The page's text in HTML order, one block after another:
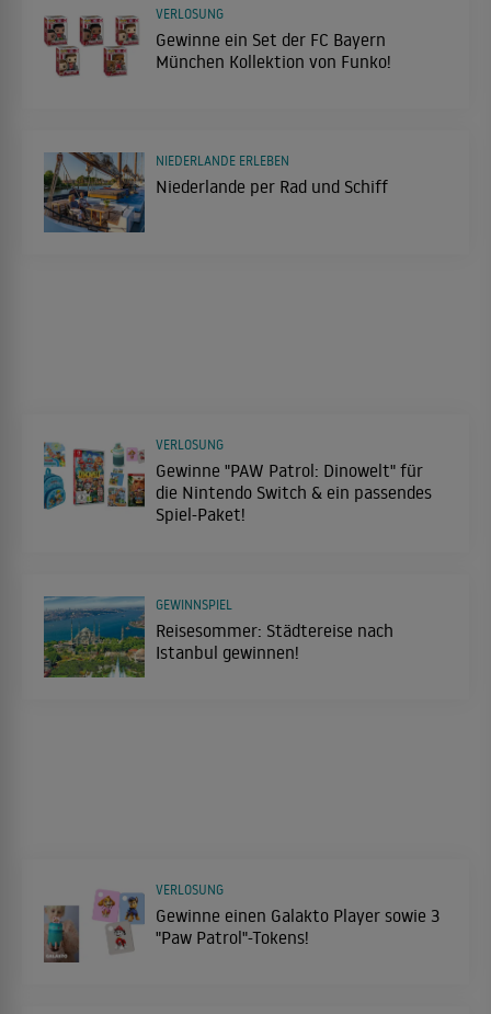
Gewinne ein Set der FC Bayern
München Kollektion von Funko!
VERLOSUNG
Niederlande per Rad und Schiff
NIEDERLANDE ERLEBEN
Gewinne "PAW Patrol: Dinowelt" für
die Nintendo Switch & ein passendes
Spiel-Paket!
VERLOSUNG
Reisesommer: Städtereise nach
Istanbul gewinnen!
GEWINNSPIEL
Gewinne einen Galakto Player sowie 3
"Paw Patrol"-Tokens!
VERLOSUNG